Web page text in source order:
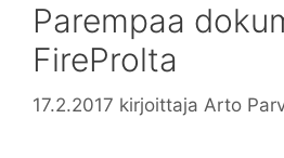
Parempaa
FireProlta
17.2.2017 kirjoittaja Arto